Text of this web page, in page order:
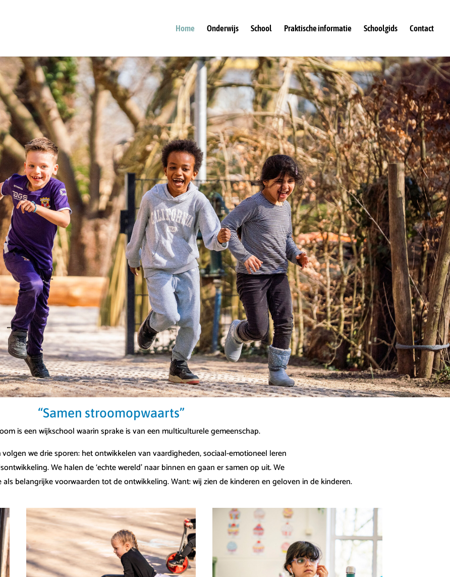
Home Onderwijs School Praktische informatie Schoolgids Contact
“Samen stroomopwaarts”
is een wijkschool waarin sprake is van een multiculturele gemeenschap.
we drie sporen: het ontwikkelen van vaardigheden, sociaal-emotioneel leren
We halen de ‘echte wereld’ naar binnen en gaan er samen op uit. We
belangrijke voorwaarden tot de ontwikkeling. Want: wij zien de kinderen en geloven in de kinderen.